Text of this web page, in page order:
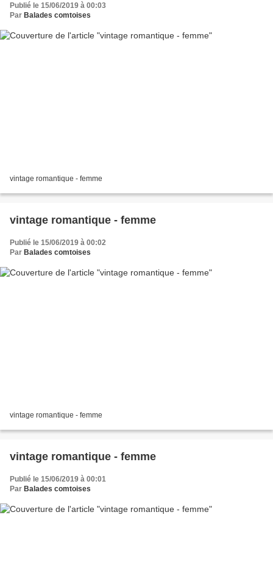
Publié le 15/06/2019 à 00:03
Par Balades comtoises
vintage romantique - femme
vintage romantique - femme
Publié le 15/06/2019 à 00:02
Par Balades comtoises
vintage romantique - femme
vintage romantique - femme
Publié le 15/06/2019 à 00:01
Par Balades comtoises